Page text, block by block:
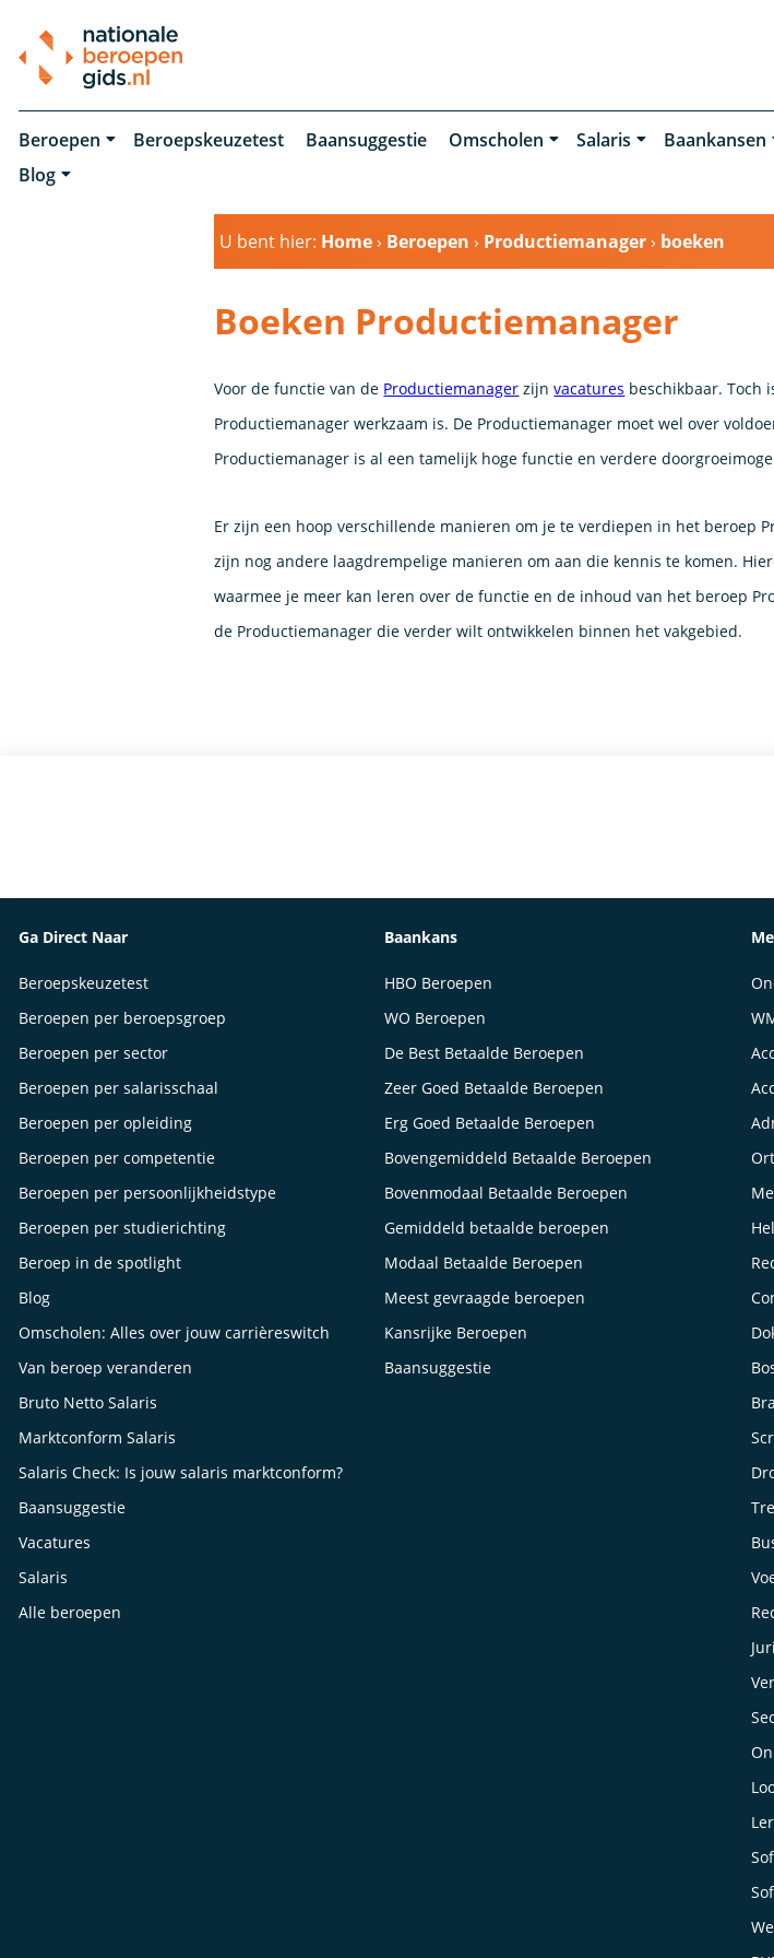
Beroepen Beroepskeuzetest Baansuggestie Omscholen Salaris Baankansen
Blog
U bent hier: Home› Beroepen › Productiemanager› boeken
Boeken Productiemanager
Voor de functie van de Productiemanager zijnvacatures beschikbaar. Toch
Productiemanager werkzaam is. De Productiemanager moet wel over
Productiemanager is al een tamelijk hoge functie en verdere
Er zijn een hoop verschillende manieren om je te verdiepen in het beroep
zijn nog andere laagdrempelige manieren om aan die kennis te komen.
waarmee je meer kan leren over de functie en de inhoud van het beroep
de Productiemanager die verder wilt ontwikkelen binnen het vakgebied.
Ga Direct Naar
Beroepskeuzetest
Beroepen per beroepsgroep
Beroepen per sector
Beroepen per salarisschaal
Beroepen per opleiding
Beroepen per competentie
Beroepen per persoonlijkheidstype
Beroepen per studierichting
Beroep in de spotlight
Blog
Omscholen: Alles over jouw carrièreswitch
Van beroep veranderen
Bruto Netto Salaris
Marktconform Salaris
Salaris Check: Is jouw salaris marktconform?
Baansuggestie
Vacatures
Salaris
Alle beroepen
Baankans
HBO Beroepen
WO Beroepen
De Best Betaalde Beroepen
Zeer Goed Betaalde Beroepen
Erg Goed Betaalde Beroepen
Bovengemiddeld Betaalde Beroepen
Bovenmodaal Betaalde Beroepen
Gemiddeld betaalde beroepen
Modaal Betaalde Beroepen
Meest gevraagde beroepen
Kansrijke Beroepen
Baansuggestie